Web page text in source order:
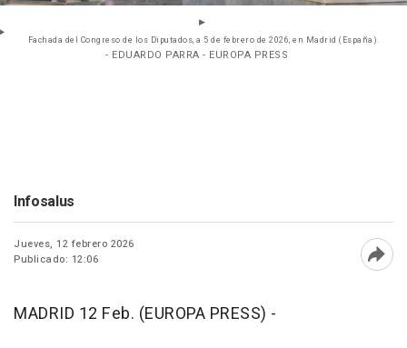
Fachada del Congreso de los Diputados, a 5 de febrero de 2026, en Madrid (España).
- EDUARDO PARRA - EUROPA PRESS
Infosalus
Jueves, 12 febrero 2026
Publicado: 12:06
MADRID 12 Feb. (EUROPA PRESS) -